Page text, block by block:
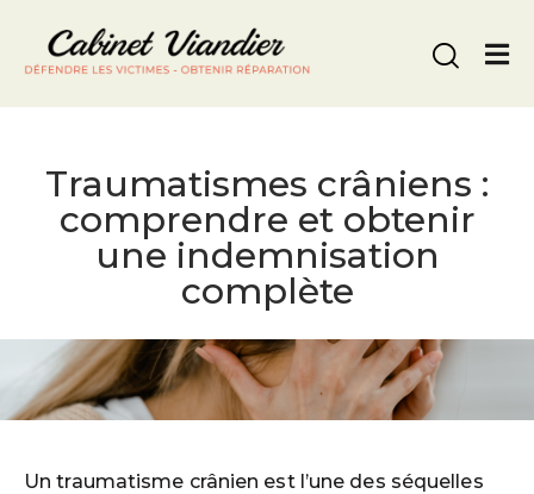
Nous appeler
Traumatismes crâniens :
comprendre et obtenir
une indemnisation
complète
Un traumatisme crânien est l’une des séquelles